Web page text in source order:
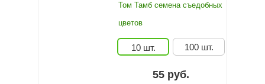
Том Тамб семена съедобных
цветов
10 шт. 100 шт.
55 руб.